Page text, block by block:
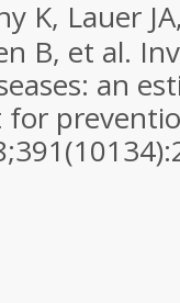
K, Lauer
B, et al.
an